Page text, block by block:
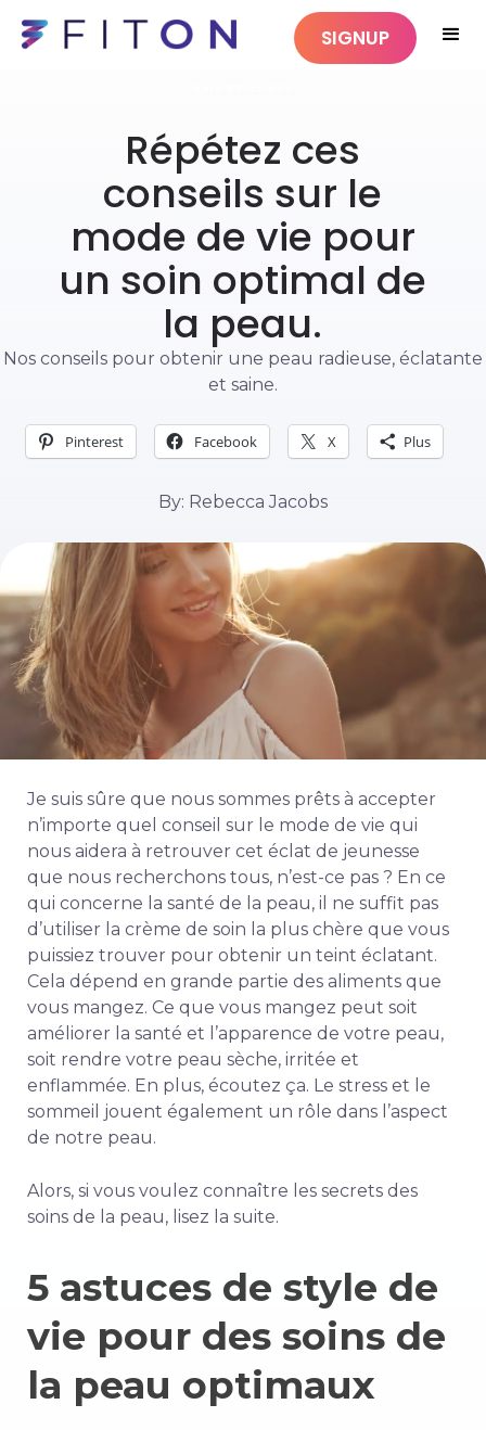
SIGNUP
Répétez ces
conseils sur le
mode de vie pour
un soin optimal de
la peau.
Nos conseils pour obtenir une peau radieuse, éclatante
et saine.
Pinterest Facebook X Plus
By: Rebecca Jacobs
Je suis sûre que nous sommes prêts à accepter
n’importe quel conseil sur le mode de vie qui
nous aidera à retrouver cet éclat de jeunesse
que nous recherchons tous, n’est-ce pas ? En ce
qui concerne la santé de la peau, il ne suffit pas
d’utiliser la crème de soin la plus chère que vous
puissiez trouver pour obtenir un teint éclatant.
Cela dépend en grande partie des aliments que
vous mangez. Ce que vous mangez peut soit
améliorer la santé et l’apparence de votre peau,
soit rendre votre peau sèche, irritée et
enflammée. En plus, écoutez ça. Le stress et le
sommeil jouent également un rôle dans l’aspect
de notre peau.
Alors, si vous voulez connaître les secrets des
soins de la peau, lisez la suite.
5 astuces de style de
vie pour des soins de
la peau optimaux